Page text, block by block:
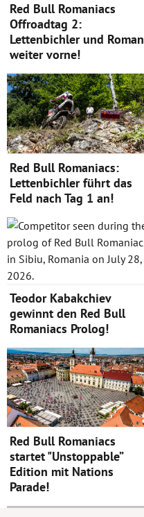
Red Bull Romaniacs
Offroadtag 2:
Lettenbichler und Roman
weiter vorne!
Red Bull Romaniacs:
Lettenbichler führt das
Feld nach Tag 1 an!
Teodor Kabakchiev
gewinnt den Red Bull
Romaniacs Prolog!
Red Bull Romaniacs
startet "Unstoppable”
Edition mit Nations
Parade!